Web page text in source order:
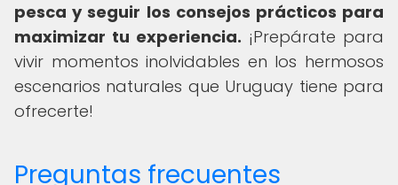
pesca y seguir los consejos prácticos para
maximizar tu experiencia. ¡Prepárate para
vivir momentos inolvidables en los hermosos
escenarios naturales que Uruguay tiene para
ofrecerte!
Preguntas frecuentes